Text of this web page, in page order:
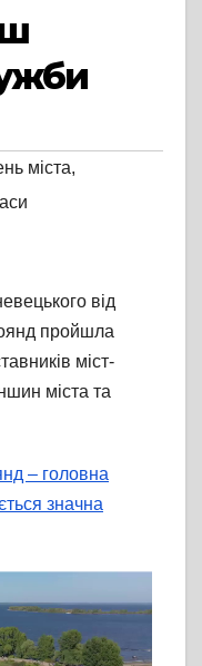
міста,
від
пройшла
міст-
міста та
– головна
значна